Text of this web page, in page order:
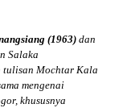
(1963)dan
Salaka
tulisan Mochtar Kala
mengenai
khususnya